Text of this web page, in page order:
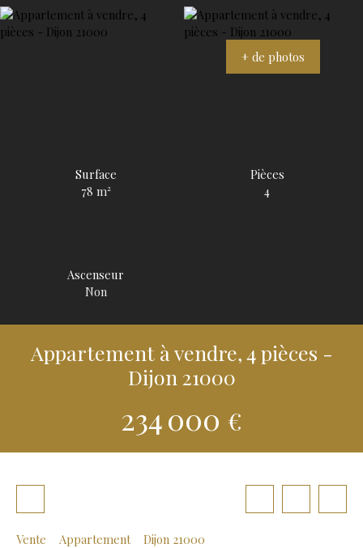
+ de photos
Surface
78 m²
Pièces
4
Ascenseur
Non
Appartement à vendre, 4 pièces -
Dijon 21000
234 000 €
Vente Appartement
Dijon 21000